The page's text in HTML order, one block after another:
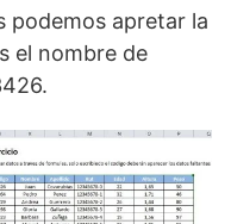
podemos apretar la
el nombre de